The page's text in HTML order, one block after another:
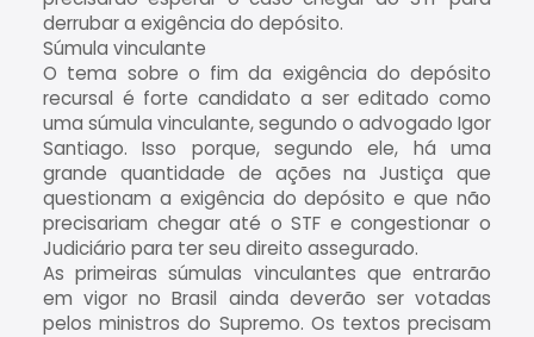
derrubar a exigência do depósito.
Súmula vinculante
O tema sobre o fim da exigência do depósito
recursal é forte candidato a ser editado como
uma súmula vinculante, segundo o advogado Igor
Santiago. Isso porque, segundo ele, há uma
grande quantidade de ações na Justiça que
questionam a exigência do depósito e que não
precisariam chegar até o STF e congestionar o
Judiciário para ter seu direito assegurado.
As primeiras súmulas vinculantes que entrarão
em vigor no Brasil ainda deverão ser votadas
pelos ministros do Supremo. Os textos precisam